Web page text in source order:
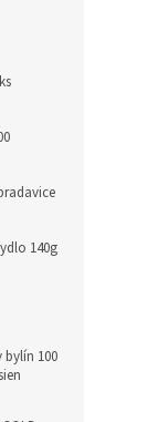
140g
100